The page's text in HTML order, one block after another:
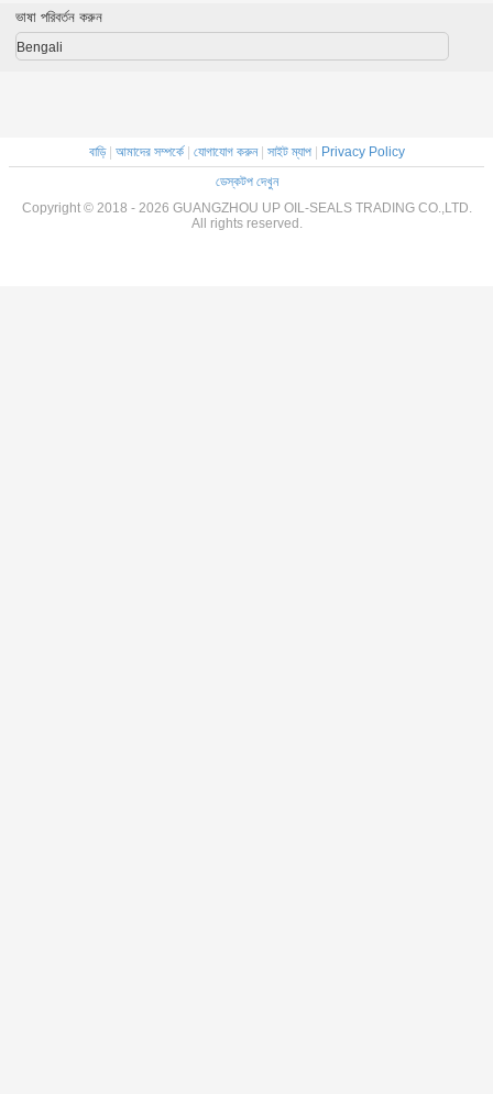
ভাষা পরিবর্তন করুন
Bengali
বাড়ি| আমাদের সম্পর্কে| যোগাযোগ করুন| সাইট ম্যাপ|
Privacy Policy
ডেস্কটপ দেখুন
Copyright © 2018 - 2026 GUANGZHOU UP OIL-SEALS TRADING CO.,LTD.
All rights reserved.